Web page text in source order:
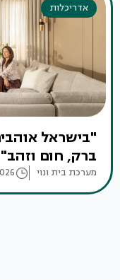
אדריכלות
"בישראל
ברק, חום וזהב"
מערכת בית ונוי